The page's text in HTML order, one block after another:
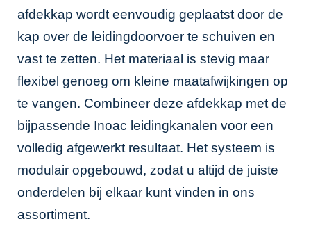
afdekkap wordt eenvoudig geplaatst door de
kap over de leidingdoorvoer te schuiven en
vast te zetten. Het materiaal is stevig maar
flexibel genoeg om kleine maatafwijkingen op
te vangen. Combineer deze afdekkap met de
bijpassende Inoac leidingkanalen voor een
volledig afgewerkt resultaat. Het systeem is
modulair opgebouwd, zodat u altijd de juiste
onderdelen bij elkaar kunt vinden in ons
assortiment.